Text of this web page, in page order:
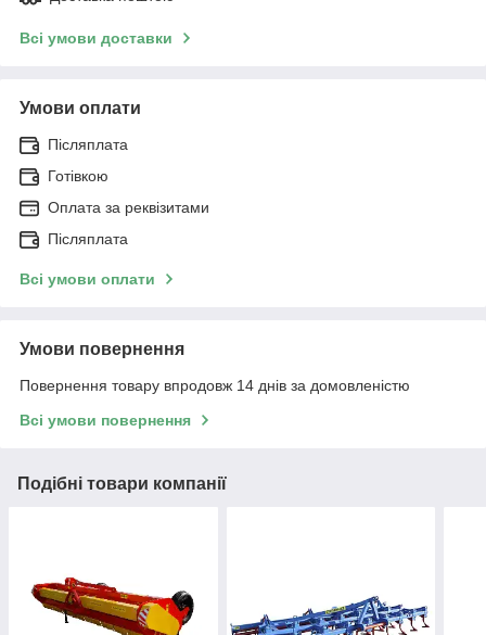
Всі умови доставки
Умови оплати
Післяплата
Готівкою
Оплата за реквізитами
Післяплата
Всі умови оплати
Умови повернення
Повернення товару впродовж 14 днів за домовленістю
Всі умови повернення
Подібні товари компанії